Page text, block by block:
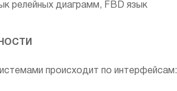
релейных диаграмм, FBD язык
происходит по интерфейсам: